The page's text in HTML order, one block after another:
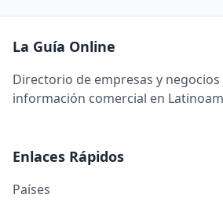
La Guía Online
Directorio de empresas y
información comercial en
Enlaces Rápidos
Países